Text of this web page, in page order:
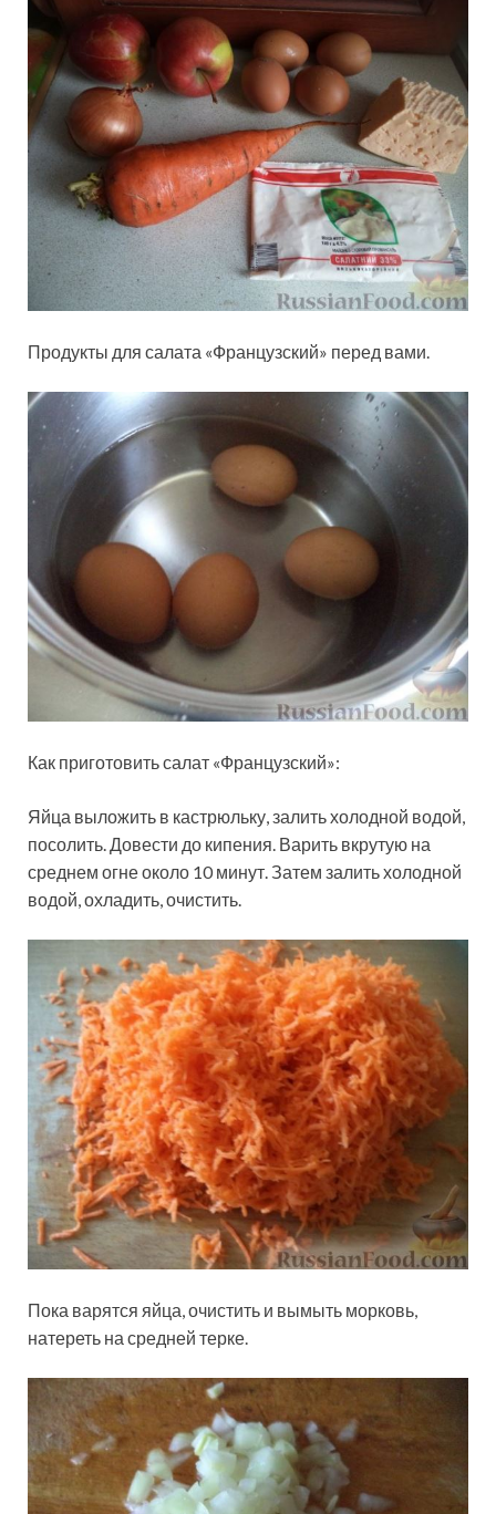
Продукты для салата «Французский» перед вами.
Как приготовить салат «Французский»:
Яйца выложить в кастрюльку, залить холодной водой,
посолить. Довести до кипения. Варить вкрутую на
среднем огне около 10 минут. Затем залить холодной
водой, охладить, очистить.
Пока варятся яйца, очистить и вымыть морковь,
натереть на средней терке.